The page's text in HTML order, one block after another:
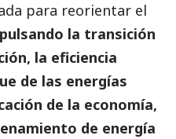
para reorientar el
la transición
la eficiencia
de las energías
de la economía,
de energía